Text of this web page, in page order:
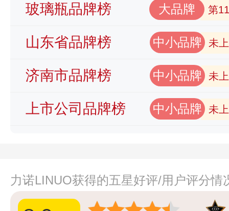
玻璃瓶品牌榜 大品牌 第
山东省品牌榜 中小品牌 未
济南市品牌榜 中小品牌 未
上市公司品牌榜 中小品牌 未
力诺LINUO获得的五星好评/用户评分情